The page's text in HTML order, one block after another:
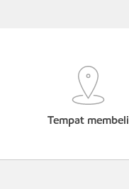
Tempat membeli